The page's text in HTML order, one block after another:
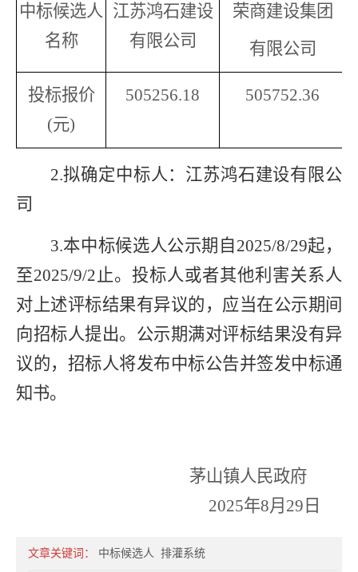
中标候选人
名称
江苏鸿石建设
有限公司
荣商建设集团
有限公司
投标报价
(元)
505256.18 505752.36
2.拟确定中标人：江苏鸿石建设有限公
司
3.本中标候选人公示期自 2025/8/29起，
至2025/9/2 止。投标人或者其他利害关系人
对上述评标结果有异议的，应当在公示期间
向招标人提出。公示期满对评标结果没有异
议的，招标人将发布中标公告并签发中标通
知书。
茅山镇人民政府
2025年8月 29 日
文章关键词： 中标候选人 排灌系统